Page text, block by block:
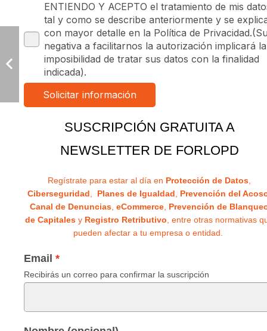
ENTIENDO Y ACEPTO el tratamiento de mis
tal y como se describe anteriormente y se
con mayor detalle en la Política de Privacidad.(Su
negativa a facilitarnos la autorización implicará la
imposibilidad de tratar sus datos con la finalidad
indicada).
SUSCRIPCIÓN GRATUITA A
NEWSLETTER DE FORLOPD
Regístrate para estar al día en Protección de Datos,
Ciberseguridad, Planes de Igualdad, Prevención del
Canal de Denuncias, eCommerce, Prevención de
de Capitales y Registro Retributivo, entre otras normativas
pueden afectar a tu empresa o entidad.
Email
Recibirás un correo para confirmar la suscripción